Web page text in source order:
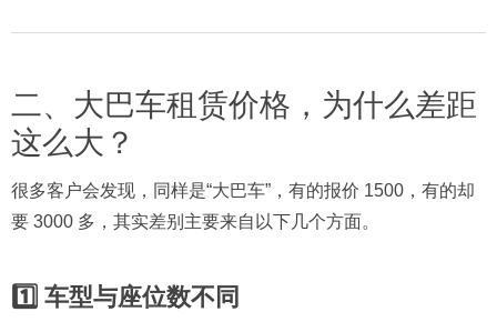
二、大巴车租赁价格，为什么差距
这么大？
很多客户会发现，同样是“大巴车”，有的报价 1500，有的却
要 3000 多，其实差别主要来自以下几个方面。
1️⃣ 车型与座位数不同